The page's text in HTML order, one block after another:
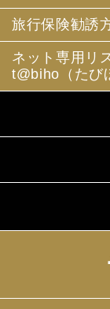
旅行保険勧誘
ネット専用リ
t@biho（たび